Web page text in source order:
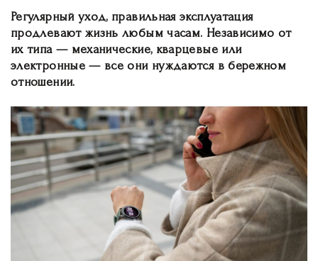
Регулярный уход, правильная эксплуатация
продлевают жизнь любым часам. Независимо от
их типа — механические, кварцевые или
электронные — все они нуждаются в бережном
отношении.